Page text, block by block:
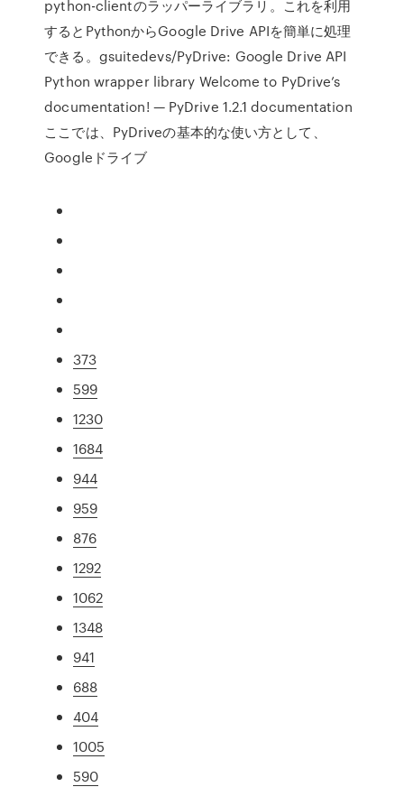
python-clientのラッパーライブラリ。これを利用
するとPythonからGoogle Drive APIを簡単に処理
できる。gsuitedevs/PyDrive: Google Drive API
Python wrapper library Welcome to PyDrive’s
documentation! — PyDrive 1.2.1 documentation
ここでは、PyDriveの基本的な使い方として、
Googleドライブ
373
599
1230
1684
944
959
876
1292
1062
1348
941
688
404
1005
590